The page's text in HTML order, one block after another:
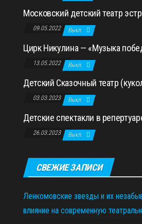
Московский детский театр
09.05.2022 Выкл.
Цирк Никулина — «Музыка
13.05.2022 Выкл.
Детский Сказочный театр
03.03.2023 Выкл.
Детские спектакли в
26.03.2023 Выкл.
СВЕЖИЕ ЗАПИСИ
Ленкомовские звезды и их
влияние на современную